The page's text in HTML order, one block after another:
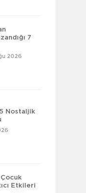
7
2026
Nostaljik
Etkileri